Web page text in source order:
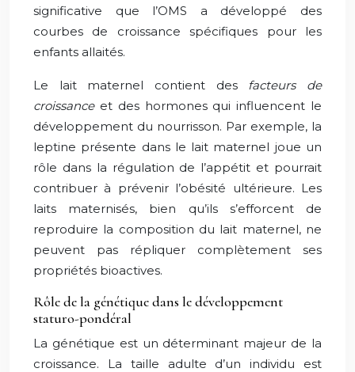
significative que l’OMS a développé des
courbes de croissance spécifiques pour les
enfants allaités.
Le lait maternel contient des facteurs de
croissance et des hormones qui influencent le
développement du nourrisson. Par exemple, la
leptine présente dans le lait maternel joue un
rôle dans la régulation de l’appétit et pourrait
contribuer à prévenir l’obésité ultérieure. Les
laits maternisés, bien qu’ils s’efforcent de
reproduire la composition du lait maternel, ne
peuvent pas répliquer complètement ses
propriétés bioactives.
Rôle de la génétique dans le développement
staturo-pondéral
La génétique est un déterminant majeur de la
croissance. La taille adulte d’un individu est